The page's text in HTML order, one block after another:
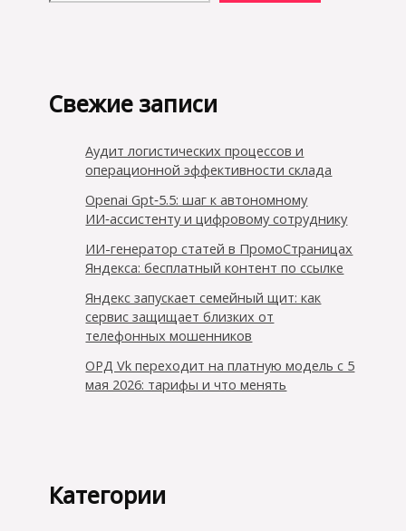
Свежие записи
Аудит логистических процессов и
операционной эффективности склада
Openai Gpt‑5.5: шаг к автономному
ИИ‑ассистенту и цифровому сотруднику
ИИ-генератор статей в ПромоСтраницах
Яндекса: бесплатный контент по ссылке
Яндекс запускает семейный щит: как
сервис защищает близких от
телефонных мошенников
ОРД Vk переходит на платную модель с 5
мая 2026: тарифы и что менять
Категории